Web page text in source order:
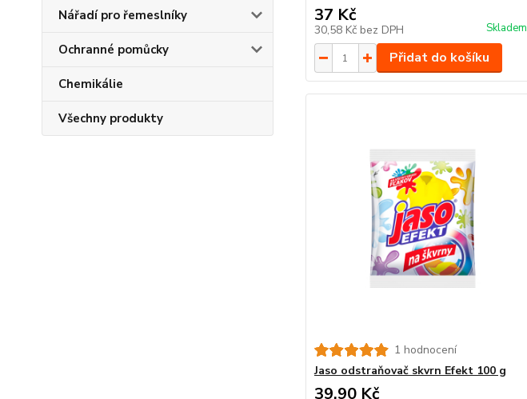
Nářadí pro řemeslníky
Ochranné pomůcky
Chemikálie
Všechny produkty
37 Kč
30,58 Kč bez DPH Skladem
Přidat do košíku
1 hodnocení
Jaso odstraňovač skvrn Efekt 100 g
39,90 Kč